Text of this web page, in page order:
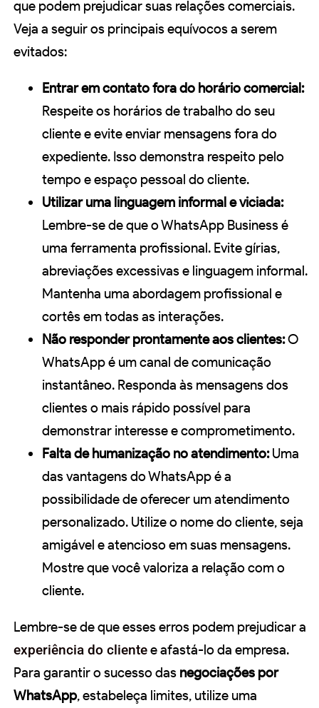
que podem prejudicar suas relações comerciais.
Veja a seguir os principais equívocos a serem
evitados:
Entrar em contato fora do horário comercial:
Respeite os horários de trabalho do seu
cliente e evite enviar mensagens fora do
expediente. Isso demonstra respeito pelo
tempo e espaço pessoal do cliente.
Utilizar uma linguagem informal e viciada:
Lembre-se de que o WhatsApp Business é
uma ferramenta profissional. Evite gírias,
abreviações excessivas e linguagem informal.
Mantenha uma abordagem profissional e
cortês em todas as interações.
Não responder prontamente aos clientes:O
WhatsApp é um canal de comunicação
instantâneo. Responda às mensagens dos
clientes o mais rápido possível para
demonstrar interesse e comprometimento.
Falta de humanização no atendimento:Uma
das vantagens do WhatsApp é a
possibilidade de oferecer um atendimento
personalizado. Utilize o nome do cliente, seja
amigável e atencioso em suas mensagens.
Mostre que você valoriza a relação com o
cliente.
Lembre-se de que esses erros podem prejudicar a
experiência do clientee afastá-lo da empresa.
Para garantir o sucesso das negociações por
WhatsApp, estabeleça limites, utilize uma